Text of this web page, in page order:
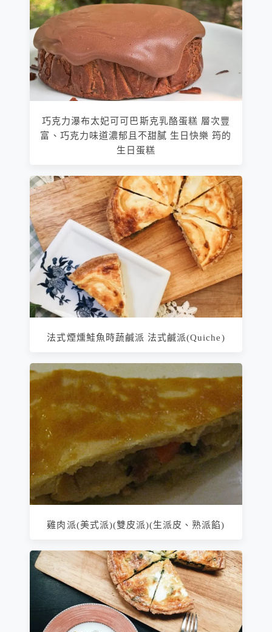
巧克力瀑布太妃可可巴斯克乳酪蛋糕 層次豐
富、巧克力味道濃郁且不甜膩 生日快樂 筠的
生日蛋糕
法式煙燻鮭魚時蔬鹹派 法式鹹派(Quiche)
雞肉派(美式派)(雙皮派)(生派皮、熟派餡)